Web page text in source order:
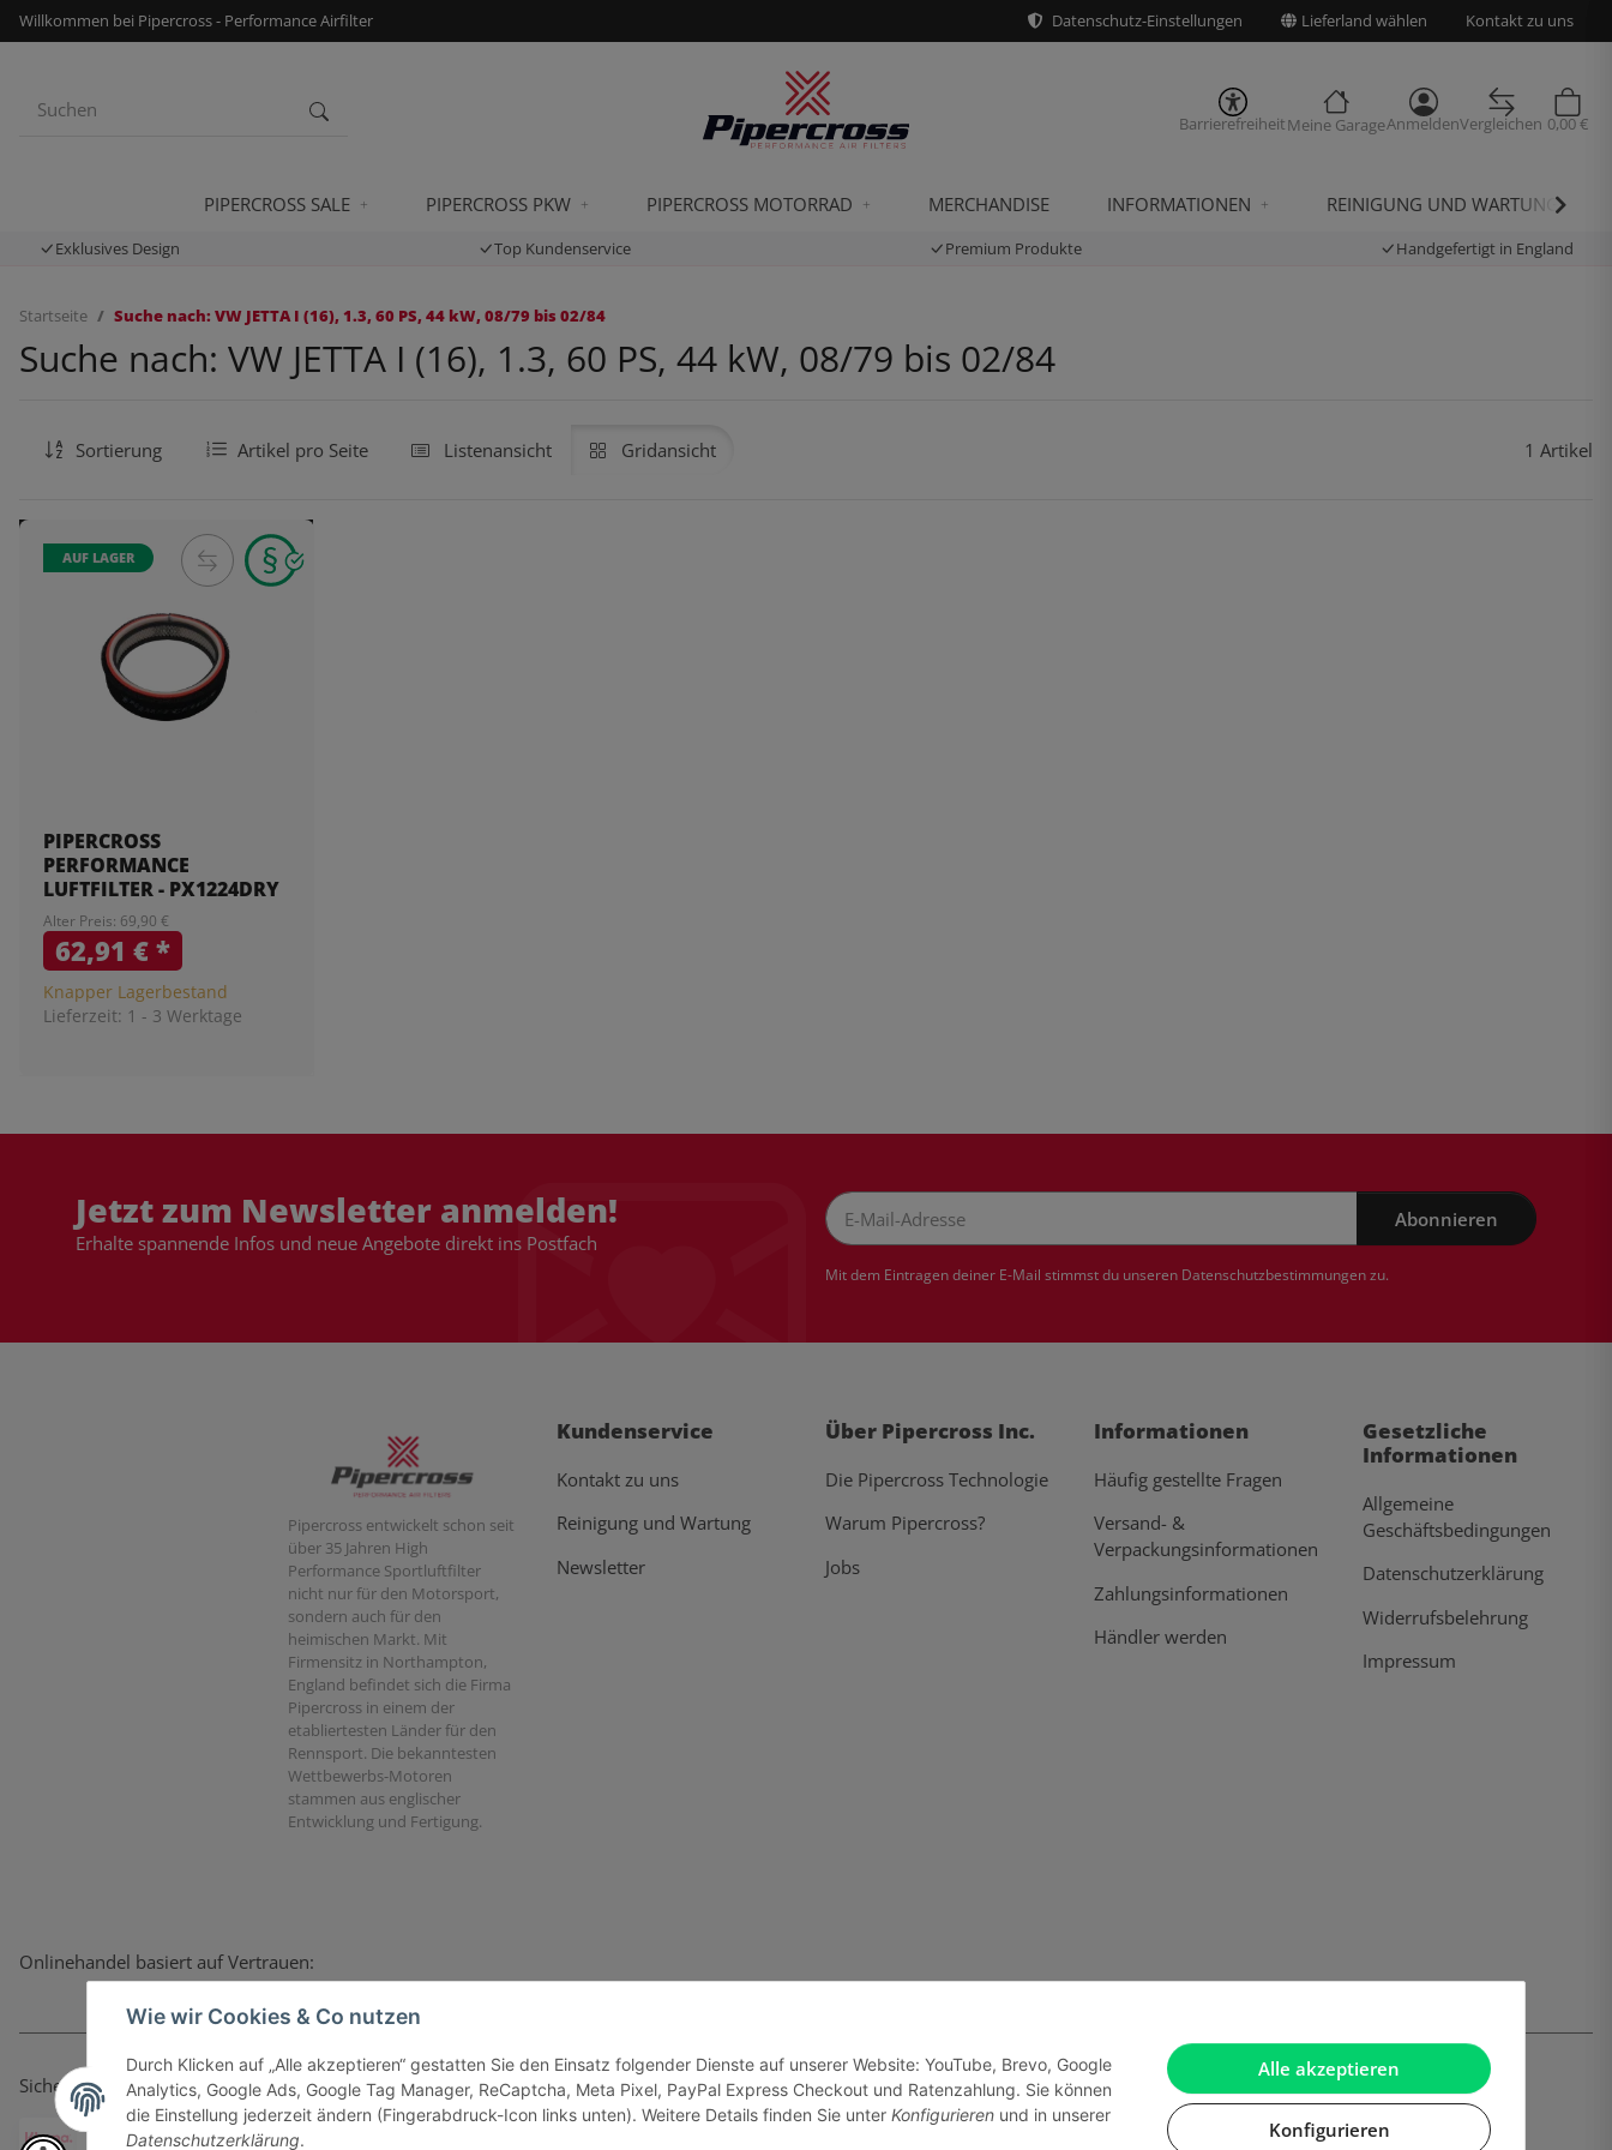
Alle akzeptieren
Konfigurieren
Wie wir Cookies & Co nutzen
Durch Klicken auf „Alle akzeptieren“ gestatten Sie den Einsatz folgender Dienste auf unserer Website: YouTube, Brevo, Google
Analytics, Google Ads, Google Tag Manager, ReCaptcha, Meta Pixel, PayPal Express Checkout und Ratenzahlung. Sie können
die Einstellung jederzeit ändern (Fingerabdruck-Icon links unten). Weitere Details finden Sie unter Konfigurieren und in unserer
Datenschutzerklärung.
Willkommen bei Pipercross - Performance Airfilter Datenschutz-Einstellungen Lieferland wählen Kontakt zu uns
BarrierefreiheitMeine GarageAnmeldenVergleichen 0,00 €
PIPERCROSS SALE PIPERCROSS PKW PIPERCROSS MOTORRAD MERCHANDISE INFORMATIONEN REINIGUNG UND WARTUNG
Exklusives Design Top Kundenservice Premium Produkte Handgefertigt in England
Startseite Suche nach: VW JETTA I (16), 1.3, 60 PS, 44 kW, 08/79 bis 02/84
Suche nach: VW JETTA I (16), 1.3, 60 PS, 44 kW, 08/79 bis 02/84
Sortierung Artikel pro Seite Listenansicht Gridansicht 1 Artikel
AUF LAGER
PIPERCROSS
PERFORMANCE
LUFTFILTER - PX1224DRY
Alter Preis: 69,90 €
62,91 €*
Knapper Lagerbestand
Lieferzeit: 1 - 3 Werktage
Jetzt zum Newsletter anmelden!
Erhalte spannende Infos und neue Angebote direkt ins Postfach
Abonnieren
Mit dem Eintragen deiner E-Mail stimmst du unseren Datenschutzbestimmungenzu.
Pipercross entwickelt schon seit
über 35 Jahren High
Performance Sportluftfilter
nicht nur für den Motorsport,
sondern auch für den
heimischen Markt. Mit
Firmensitz in Northampton,
England befindet sich die Firma
Pipercross in einem der
etabliertesten Länder für den
Rennsport. Die bekanntesten
Wettbewerbs-Motoren
stammen aus englischer
Entwicklung und Fertigung.
Kundenservice
Kontakt zu uns
Reinigung und Wartung
Newsletter
Über Pipercross Inc.
Die Pipercross Technologie
Warum Pipercross?
Jobs
Informationen
Häufig gestellte Fragen
Versand- &
Verpackungsinformationen
Zahlungsinformationen
Händler werden
Gesetzliche
Informationen
Allgemeine
Geschäftsbedingungen
Datenschutzerklärung
Widerrufsbelehrung
Impressum
Onlinehandel basiert auf Vertrauen:
Sicher bezahlen via: